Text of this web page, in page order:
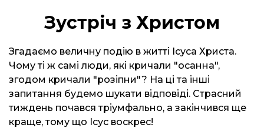
Зустріч з Христом
Згадаємо величну подію в житті Ісуса Христа.
Чому ті ж самі люди, які кричали "осанна",
згодом кричали "розіпни"? На ці та інші
запитання будемо шукати відповіді. Страсний
тиждень почався тріумфально, а закінчився ще
краще, тому що Ісус воскрес!